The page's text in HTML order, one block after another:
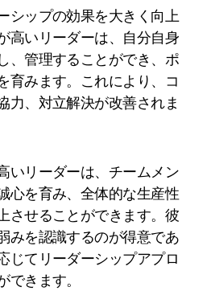
シップの効果を大きく向上
高いリーダーは、自分自身
、管理することができ、ポ
育みます。これにより、コ
力、対立解決が改善されま
いリーダーは、チームメン
心を育み、全体的な生産性
させることができます。彼
みを認識するのが得意であ
じてリーダーシップアプロ
きます。